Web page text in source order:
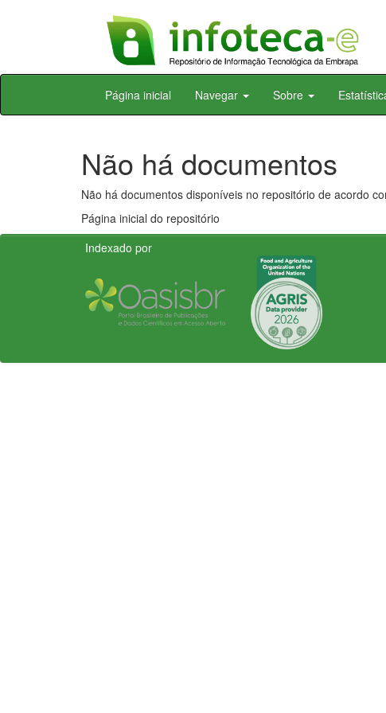
Skip
Página inicial Navegar Sobre
Não há documentos
Não há documentos disponíveis no repositório de acordo
Página inicial do repositório
Indexado por